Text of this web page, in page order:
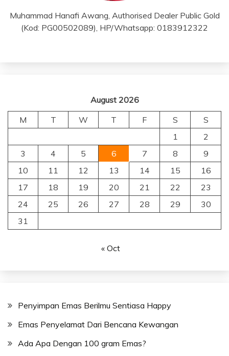
Muhammad Hanafi Awang, Authorised Dealer Public Gold
(Kod: PG00502089), HP/Whatsapp: 0183912322
August 2026
M
T W T F S
S
1
2
3
4 5 6 7 8
9
10
11 12 13 14 15
16
17
18 19 20 21 22
23
24
25 26 27 28 29
30
31
« Oct
Penyimpan Emas Berilmu Sentiasa Happy
Emas Penyelamat Dari Bencana Kewangan
Ada Apa Dengan 100 gram Emas?